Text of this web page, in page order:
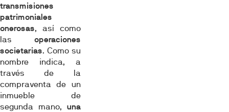
transmisiones
patrimoniales
onerosas, así como
las operaciones
societarias. Como su
nombre indica, a
través de la
compraventa de un
inmueble de
segunda mano, una